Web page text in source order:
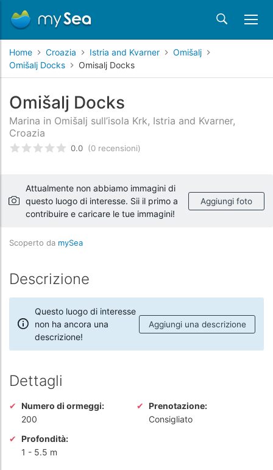
Home Croazia Istria and Kvarner
Omišalj
Omišalj Docks
Omisalj Docks
Omišalj Docks
Marina in Omišalj sull’isola Krk, Istria and Kvarner,
Croazia
Valutato0/5 basata surecensioni dei clienti
0.0 (0 recensioni)
Attualmente non abbiamo immagini di
questo luogo di interesse. Sii il primo a
contribuire e caricare le tue immagini!
Aggiungi foto
Scoperto da mySea
Descrizione
Questo luogo di interesse
non ha ancora una
descrizione!
Aggiungi una descrizione
Dettagli
Numero di ormeggi:
200
Prenotazione:
Consigliato
Profondità:
1 - 5.5 m